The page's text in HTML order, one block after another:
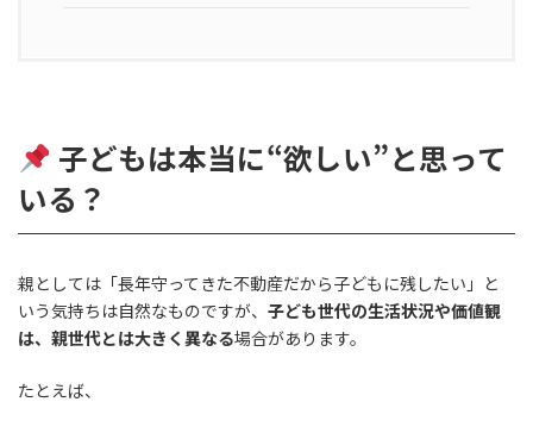
子どもは本当に“欲しい”と思って
いる？
親としては「長年守ってきた不動産だから子どもに残したい」と
いう気持ちは自然なものですが、 子ども世代の生活状況や価値観
は、親世代とは大きく異なる場合があります。
たとえば、